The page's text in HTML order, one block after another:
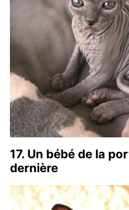
17. Un bébé de la
dernière